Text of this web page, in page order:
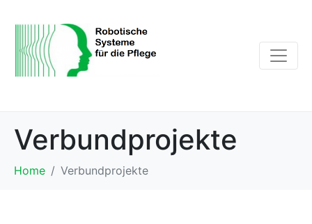
Verbundprojekte
Home Verbundprojekte